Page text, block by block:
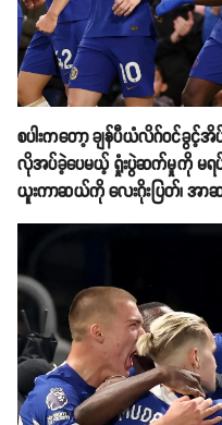
စပါးကတော့ ချန်ပီယံလိဂ်ဝင်ခွင့်
လိုအပ်ခဲ့ပေမယ့် ရှုံးပွဲဆက်မှုကို မရပ်
ယူးကာဆယ်ကို လေးဂိုးပြတ်၊ အာဆ